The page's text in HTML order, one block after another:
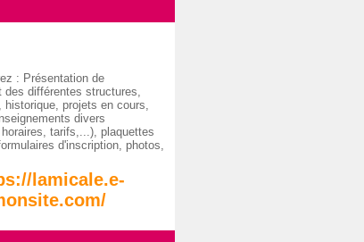
: Présentation de
des différentes structures,
historique, projets en cours,
divers
tarifs,...), plaquettes
d'inscription, photos,
lamicale.e-